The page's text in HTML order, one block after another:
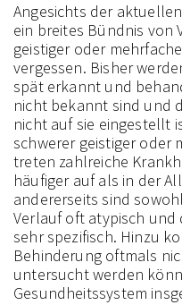
Angesichts der
ein breites Bündnis von
geistiger oder
vergessen. Bisher
spät erkannt und
nicht bekannt sind und
nicht auf sie eingestellt
schwerer geistiger oder
treten zahlreiche
häufiger auf als in der
andererseits sind
Verlauf oft atypisch
sehr spezifisch. Hinzu
Behinderung oftmals
untersucht werden
Gesundheitssystem